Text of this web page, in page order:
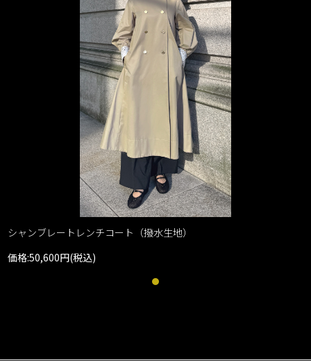
シャンブレートレンチコート（撥水生地）
価格:50,600円(税込)